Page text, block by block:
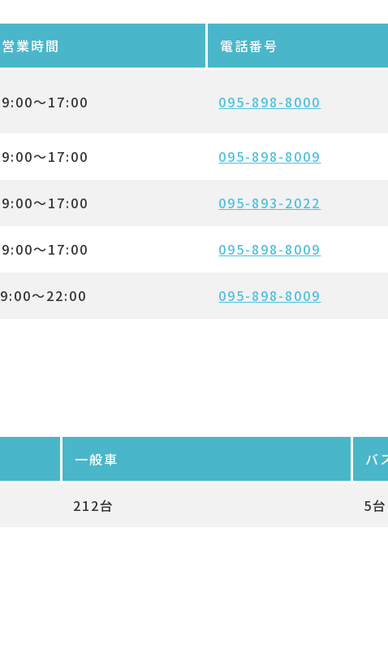
営業時間 電話番号
9:00～17:00 095-898-8000
9:00～17:00 095-898-8009
9:00～17:00 095-893-2022
9:00～17:00 095-898-8009
9:00～22:00 095-898-8009
一般車 バ
212台 5台